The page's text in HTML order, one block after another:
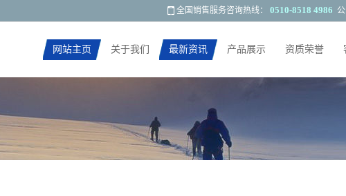
全国销售服务咨询热线： 0510-8518 4986
网站主页 关于我们 最新资讯 产品展示 资质荣誉